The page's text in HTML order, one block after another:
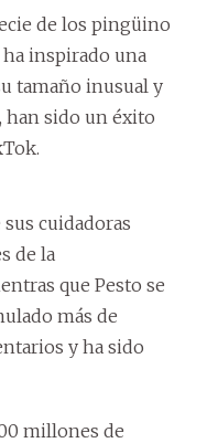
de los pingüino
inspirado una
tamaño inusual y
han sido un éxito
cuidadoras
de la
que Pesto se
más de
y ha sido
millones de